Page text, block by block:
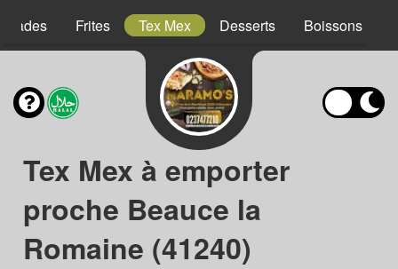
Frites Tex Mex Desserts Boissons
Tex Mex à emporter
proche Beauce la
Romaine (41240)